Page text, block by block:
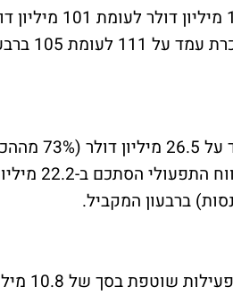
צבר ההזמנות של
ברבעון המקביל.